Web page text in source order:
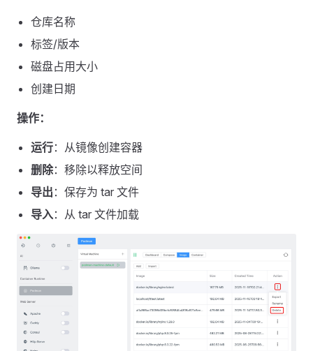
仓库名称
标签/版本
磁盘占用大小
创建日期
操作：
运行：从镜像创建容器
删除：移除以释放空间
导出 ：保存为 tar 文件
导入：从 tar 文件加载